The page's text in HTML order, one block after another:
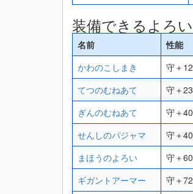
装備できるよろい
名前 性能
かわのこしまき
守＋12
てつのむねあて
守＋23
ぎんのむねあて
守＋40
せんしのパジャマ
守＋40
まほうのよろい
守＋60
ギガントアーマー
守＋72